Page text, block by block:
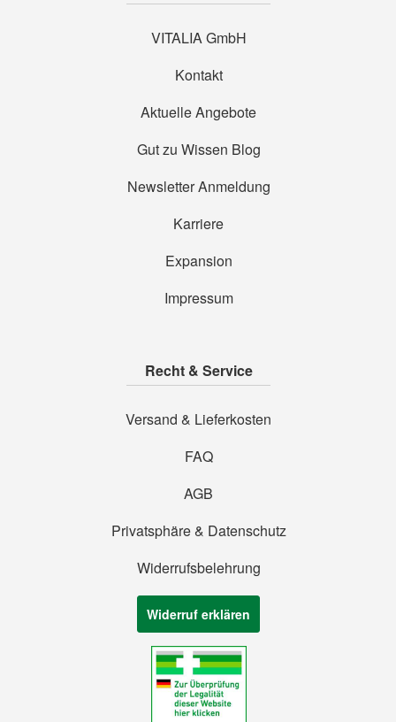
VITALIA GmbH
Kontakt
Aktuelle Angebote
Gut zu Wissen Blog
Newsletter Anmeldung
Karriere
Expansion
Impressum
Recht & Service
Versand & Lieferkosten
FAQ
AGB
Privatsphäre & Datenschutz
Widerrufsbelehrung
Widerruf erklären